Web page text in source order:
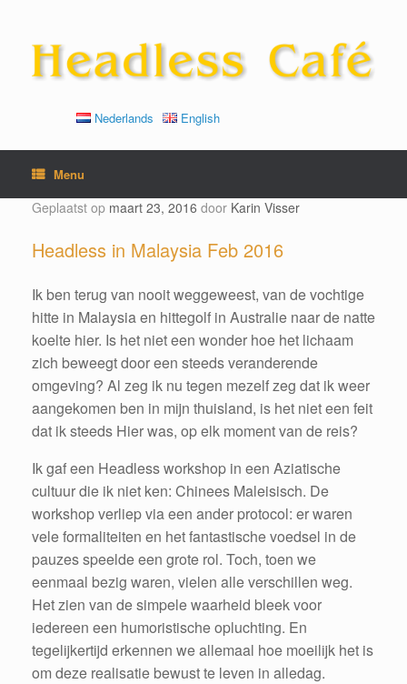
Nederlands English
Menu
Geplaatst op maart 23, 2016 door Karin Visser
Headless in Malaysia Feb 2016
Ik ben terug van nooit weggeweest, van de vochtige
hitte in Malaysia en hittegolf in Australie naar de natte
koelte hier. Is het niet een wonder hoe het lichaam
zich beweegt door een steeds veranderende
omgeving? Al zeg ik nu tegen mezelf zeg dat ik weer
aangekomen ben in mijn thuisland, is het niet een feit
dat ik steeds Hier was, op elk moment van de reis?
Ik gaf een Headless workshop in een Aziatische
cultuur die ik niet ken: Chinees Maleisisch. De
workshop verliep via een ander protocol: er waren
vele formaliteiten en het fantastische voedsel in de
pauzes speelde een grote rol. Toch, toen we
eenmaal bezig waren, vielen alle verschillen weg.
Het zien van de simpele waarheid bleek voor
iedereen een humoristische opluchting. En
tegelijkertijd erkennen we allemaal hoe moeilijk het is
om deze realisatie bewust te leven in alledag.